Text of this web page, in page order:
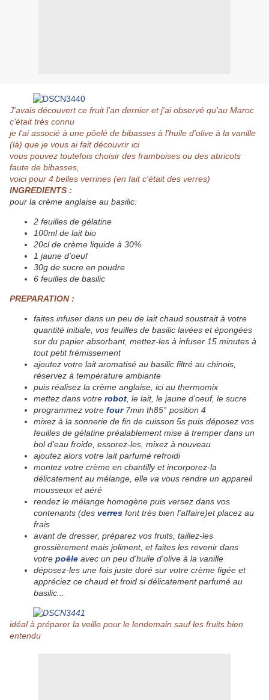
J'avais découvert ce fruit l'an dernier et j'ai observé qu'au Maroc
c'était très connu
je l'ai associé à une pôelé de bibasses à l'huile d'olive à la vanille
(là) que je vous ai fait découvrir ici
vous pouvez toutefois choisir des framboises ou des abricots
faute de bibasses,
voici pour 4 belles verrines (en fait c'était des verres)
INGREDIENTS :
pour la crème anglaise au basilic:
2 feuilles de gélatine
100ml de lait bio
20cl de crème liquide à 30%
1 jaune d'oeuf
30g de sucre en poudre
6 feuilles de basilic
PREPARATION :
faites infuser dans un peu de lait chaud soustrait à votre
quantité initiale, vos feuilles de basilic lavées et épongées
sur du papier absorbant, mettez-les à infuser 15 minutes à
tout petit frémissement
ajoutez votre lait aromatisé au basilic filtré au chinois,
réservez à température ambiante
puis réalisez la crème anglaise, ici au thermomix
mettez dans votre robot , le lait, le jaune d'oeuf, le sucre
programmez votre four 7min th85° position 4
mixez à la sonnerie de fin de cuisson 5s puis déposez vos
feuilles de gélatine préalablement mise à tremper dans un
bol d'eau froide, essorez-les, mixez à nouveau
ajoutez alors votre lait parfumé refroidi
montez votre crème en chantilly et incorporez-la
délicatement au mélange, elle va vous rendre un appareil
mousseux et aéré
rendez le mélange homogène puis versez dans vos
contenants (des verres font très bien l'affaire)et placez au
frais
avant de dresser, préparez vos fruits, taillez-les
grossièrement mais joliment, et faites les revenir dans
votre poêle avec un peu d'huile d'olive à la vanille
déposez-les une fois juste doré sur votre crème figée et
appréciez ce chaud et froid si délicatement parfumé au
basilic...
idéal à préparer la veille pour le lendemain sauf les fruits bien
entendu